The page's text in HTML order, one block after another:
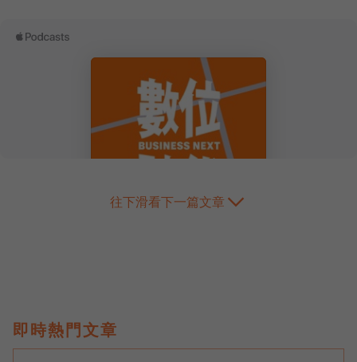
往下滑看下一篇文章
即時熱門文章